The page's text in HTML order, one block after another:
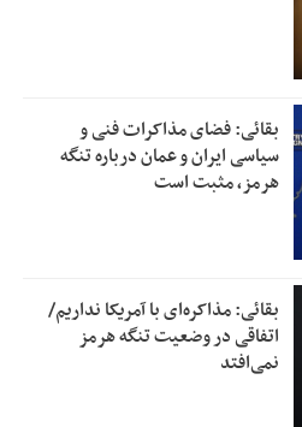
بقائی: فضای مذاکرات فنی و
سیاسی ایران و عمان درباره تنگه
هرمز، مثبت است
بقائی: مذاکره‌ای با آمریکا نداریم/
اتفاقی در وضعیت تنگه هرمز
نمی‌افتد